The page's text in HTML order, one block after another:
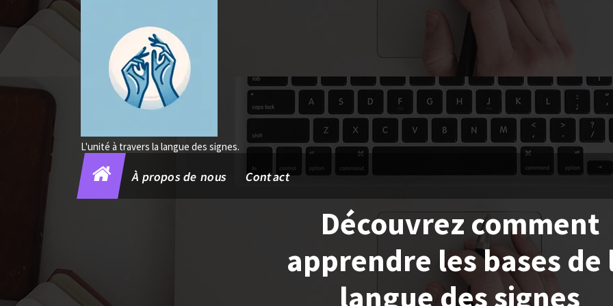
au
contenu
L'unité à travers la langue des signes.
À propos de nous Contact
Découvrez comment
apprendre les bases de
langue des signes